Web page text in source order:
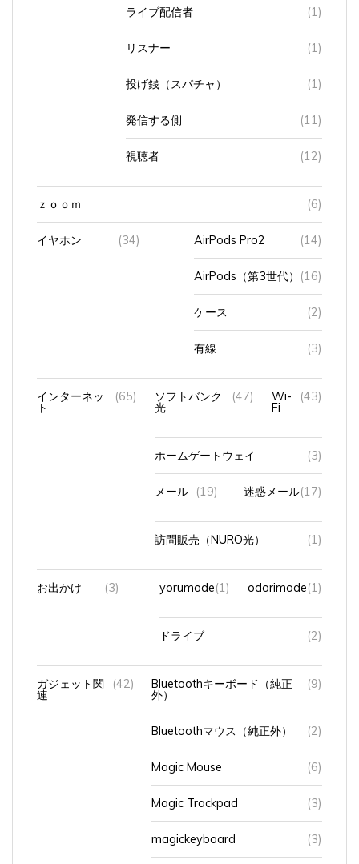
リスナー (1)
投げ銭（スパチャ） (1)
発信する側 (11)
視聴者 (12)
ｚｏｏｍ (6)
イヤホン (34) AirPods Pro2 (14)
AirPods（第3世代）(16)
ケース (2)
有線 (3)
インターネッ (65) ソフトバンク (47) Wi- (43)
ホームゲートウェイ (3)
メール (19) 迷惑メール(17)
訪問販売（NURO光） (1)
お出かけ (3) yorumode(1) odorimode(1)
ドライブ (2)
ガジェット関 (42) Bluetoothキーボード（純正 (9)
Bluetoothマウス（純正外） (2)
Magic Mouse (6)
Magic Trackpad (3)
magickeyboard (3)
MagSafe充電器 (2)